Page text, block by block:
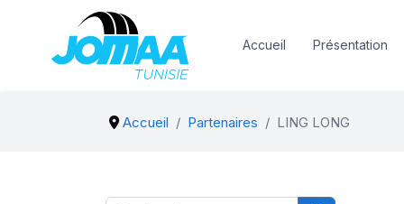
Accueil Présentation
Accueil Partenaires LING LONG